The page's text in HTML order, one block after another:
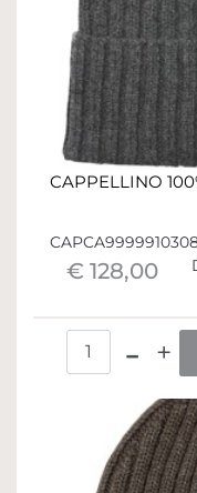
CAPPELLINO
€ 128,00